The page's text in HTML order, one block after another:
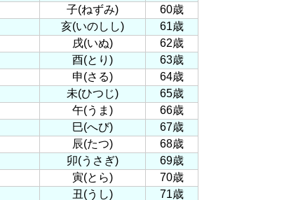
子(ねずみ)
60歳
亥(いのしし)
61歳
戌(いぬ)
62歳
酉(とり)
63歳
申(さる)
64歳
未(ひつじ)
65歳
午(うま)
66歳
巳(へび)
67歳
辰(たつ)
68歳
卯(うさぎ)
69歳
寅(とら)
70歳
丑(うし) 71歳